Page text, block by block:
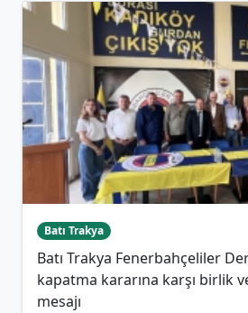
Batı Trakya
Batı Trakya Fenerbahçeliler
kapatma kararına karşı birlik
mesajı